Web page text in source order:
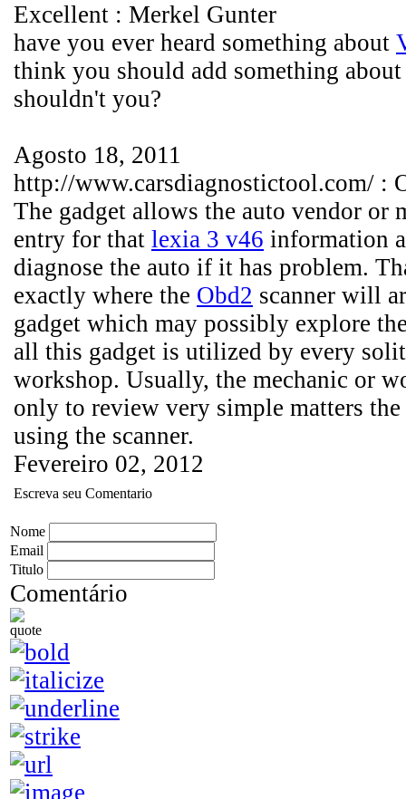
Excellent : Merkel Gunter
have you ever heard something about
think you should add something
shouldn't you?
Agosto 18, 2011
http://www.carsdiagnostictool.com/ :
The gadget allows the auto vendor or
entry for that lexia 3 v46 information
diagnose the auto if it has problem.
exactly where the Obd2 scanner will
gadget which may possibly explore
all this gadget is utilized by every
workshop. Usually, the mechanic or
only to review very simple matters
using the scanner.
Fevereiro 02, 2012
Escreva seu Comentario
Nome
Email
Titulo
Comentário